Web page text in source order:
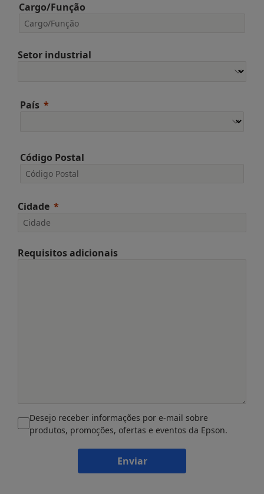
Cargo/Função
Setor industrial
País
Código Postal
Cidade
Requisitos adicionais
Desejo receber informações por e-mail sobre
produtos, promoções, ofertas e eventos da Epson.
Enviar